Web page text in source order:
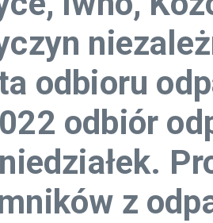
odbioru
odbiór
z